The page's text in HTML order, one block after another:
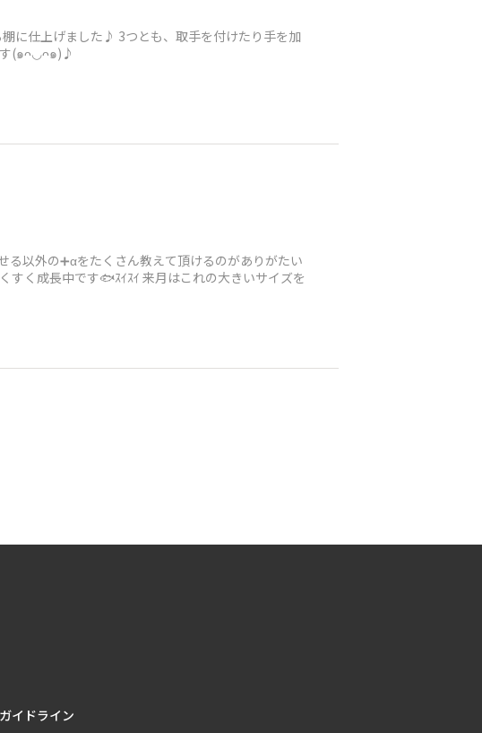
に仕上げました♪ 3つとも、取手を付けたり手を加
す(๑ᴖ◡ᴖ๑)♪
以外の➕αをたくさん教えて頂けるのがありがたい
く成長中です🐟ｽｲｽｲ 来月はこれの大きいサイズを
イドライン